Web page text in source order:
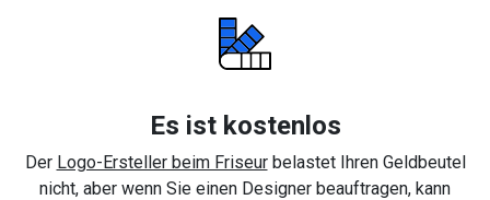
Es ist kostenlos
Der Logo-Ersteller beim Friseurbelastet Ihren Geldbeutel
nicht, aber wenn Sie einen Designer beauftragen, kann